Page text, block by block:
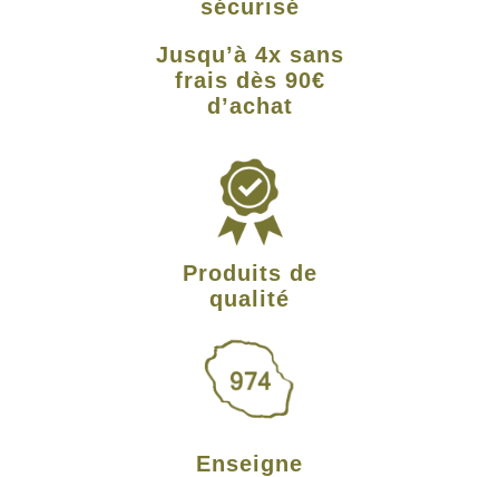
sécurisé
Jusqu’à 4x sans
frais dès 90€
d’achat
Produits de
qualité
Enseigne